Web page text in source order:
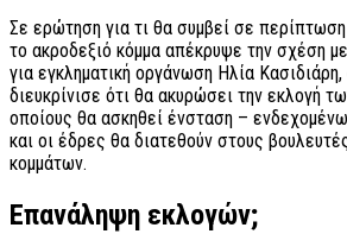
Σε ερώτηση για τι θα συμβεί σε
το ακροδεξιό κόμμα απέκρυψε την σχέση
για εγκληματική οργάνωση Ηλία
διευκρίνισε ότι θα ακυρώσει την εκλογή
οποίους θα ασκηθεί ένσταση –
και οι έδρες θα διατεθούν στους
κομμάτων.
Επανάληψη εκλογών;